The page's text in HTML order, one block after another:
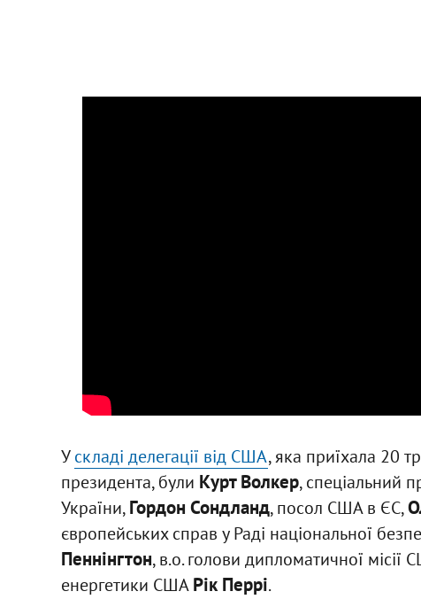
Ускладі делегації від США, яка приїхала 20
президента, були Курт Волкер, спеціальний
України,Гордон Сондланд, посол США в ЄС,
європейських справ у Раді національної
Пеннінгтон, в.о. голови дипломатичної місії
енергетики СШАРік Перрі.